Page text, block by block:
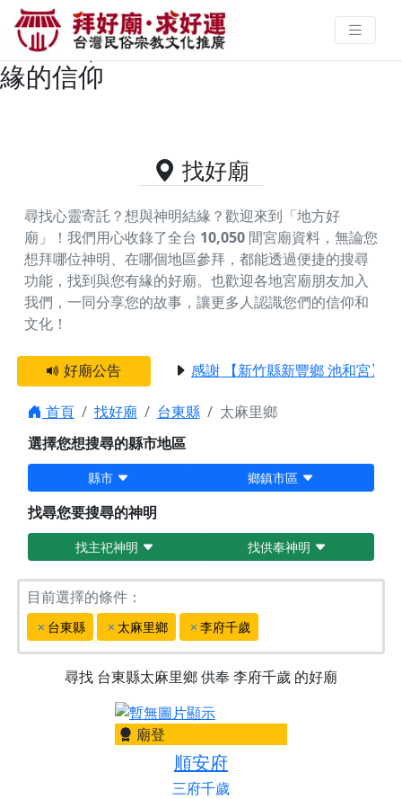
台東縣太麻里鄉供奉李府千歲的好
廟資料｜拜好廟求好運 找到與您有
緣的信仰
找好廟
尋找心靈寄託？想與神明結緣？歡迎來到「地方好
廟」！我們用心收錄了全台 10,050 間宮廟資料，無論您
想拜哪位神明、在哪個地區參拜，都能透過便捷的搜尋
功能，找到與您有緣的好廟。 也歡迎各地宮廟朋友加入
我們，一同分享您的故事，讓更多人認識您們的信仰和
文化！
好廟公告 感謝 【新竹縣新豐鄉 池和宮】
首頁 找好廟 台東縣
太麻里鄉
選擇您想搜尋的縣市地區
縣市 鄉鎮市區
找尋您要搜尋的神明
找主祀神明 找供奉神明
目前選擇的條件：
台東縣 太麻里鄉 李府千歲
尋找 台東縣太麻里鄉供奉 李府千歲 的好廟
廟登
順安府
三府千歲